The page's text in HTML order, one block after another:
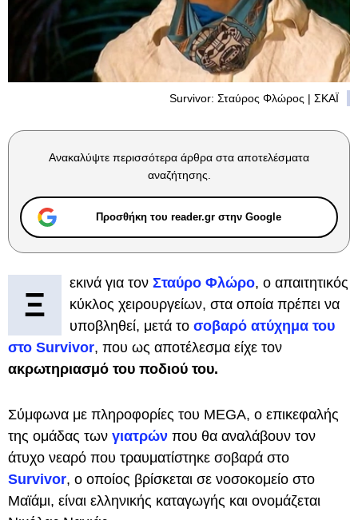
Survivor: Σταύρος Φλώρος | ΣΚΑΪ
Ανακαλύψτε περισσότερα άρθρα στα αποτελέσματα
αναζήτησης.
Προσθήκη του reader.gr στην Google
Ξ
εκινά για τον Σταύρο Φλώρο, ο απαιτητικός
κύκλος χειρουργείων, στα οποία πρέπει να
υποβληθεί, μετά το σοβαρό ατύχημα του
στο Survivor, που ως αποτέλεσμα είχε τον
ακρωτηριασμό του ποδιού του.
Σύμφωνα με πληροφορίες του MEGA, ο επικεφαλής
της ομάδας των γιατρών που θα αναλάβουν τον
άτυχο νεαρό που τραυματίστηκε σοβαρά στο
Survivor, ο οποίος βρίσκεται σε νοσοκομείο στο
Μαϊάμι, είναι ελληνικής καταγωγής και ονομάζεται